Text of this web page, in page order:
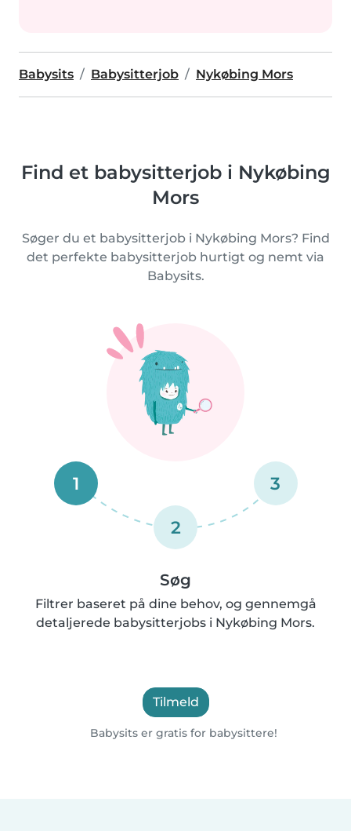
Babysits Babysitterjob Nykøbing Mors
Find et babysitterjob i Nykøbing
Mors
Søger du et babysitterjob i Nykøbing Mors? Find
det perfekte babysitterjob hurtigt og nemt via
Babysits.
1
2
3
Søg
Filtrer baseret på dine behov, og gennemgå
detaljerede babysitterjobs i Nykøbing Mors.
Tilmeld
Babysits er gratis for babysittere!